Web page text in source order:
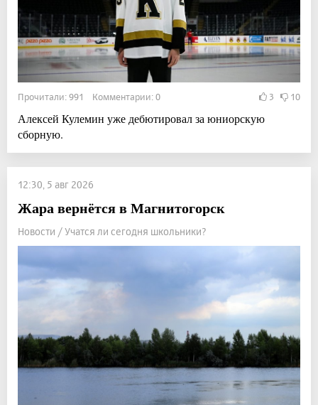
Прочитали: 991 Комментарии: 0 3 10
Алексей Кулемин уже дебютировал за юниорскую
сборную.
12:30, 5 авг 2026
Жара вернётся в Магнитогорск
Новости / Учатся ли сегодня школьники?